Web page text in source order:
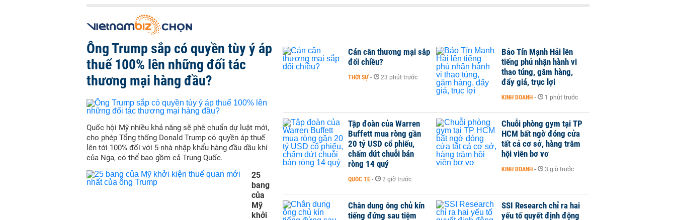
Ông Trump sắp có quyền tùy ý áp
thuế 100% lên những đối tác
thương mại hàng đầu?
Quốc hội Mỹ nhiều khả năng sẽ phê chuẩn dự luật mới,
cho phép Tổng thống Donald Trump có quyền áp thuế
lên tới 100% đối với 5 nhà nhập khẩu hàng đầu dầu khí
của Nga, có thể bao gồm cả Trung Quốc.
25
bang
của
Mỹ
khởi
Cán cân thương mại sắp
đổi chiều?
THỜI SỰ - 23 phút trước
Bảo Tín Mạnh Hải lên
tiếng phủ nhận hành vi
thao túng, găm hàng,
đẩy giá, trục lợi
KINH DOANH - 1 phút trước
Tập đoàn của Warren
Buffett mua ròng gần
20 tỷ USD cổ phiếu,
chấm dứt chuỗi bán
ròng 14 quý
QUỐC TẾ - 2 giờ trước
Chuỗi phòng gym tại TP
HCM bất ngờ đóng cửa
tất cả cơ sở, hàng trăm
hội viên bơ vơ
KINH DOANH - 3 giờ trước
Chân dung ông chủ kín
tiếng đứng sau tiệm
SSI Research chỉ ra hai
yếu tố quyết định động